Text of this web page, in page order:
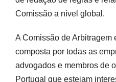
Comissão a nível global.
A Comissão de Arbitragem
composta por todas as
advogados e membros de
Portugal que estejam